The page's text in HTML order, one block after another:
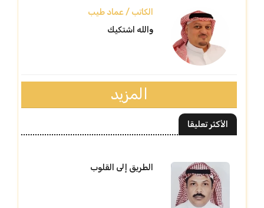
الكاتب / عماد طيب
والله اشتكيك
المزيد
الأكثر تعليقا
الطريق إلى القلوب